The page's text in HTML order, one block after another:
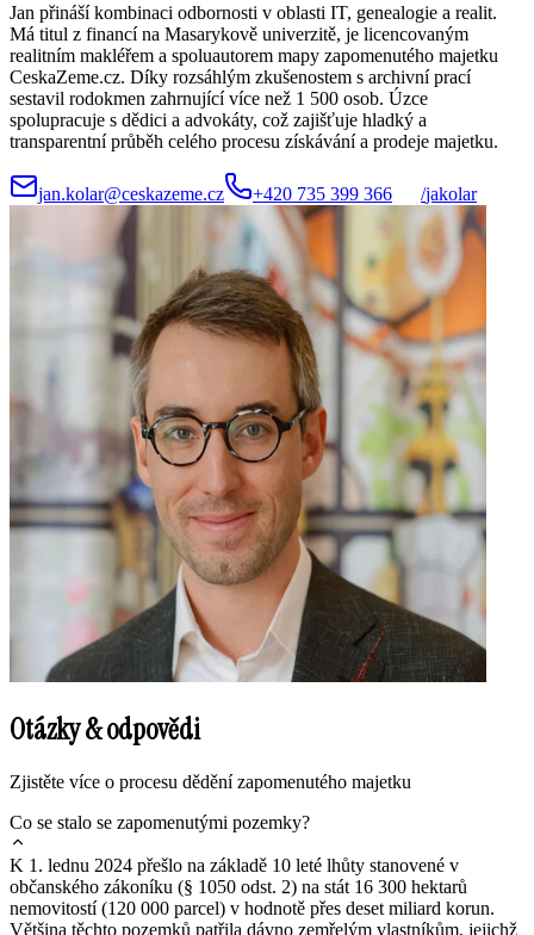
Jan přináší kombinaci odbornosti v oblasti IT, genealogie a realit.
Má titul z financí na Masarykově univerzitě, je licencovaným
realitním makléřem a spoluautorem mapy zapomenutého majetku
CeskaZeme.cz. Díky rozsáhlým zkušenostem s archivní prací
sestavil rodokmen zahrnující více než 1 500 osob. Úzce
spolupracuje s dědici a advokáty, což zajišťuje hladký a
transparentní průběh celého procesu získávání a prodeje majetku.
jan.kolar@ceskazeme.cz +420 735 399 366 /jakolar
Otázky & odpovědi
Zjistěte více o procesu dědění zapomenutého majetku
Co se stalo se zapomenutými pozemky?
K 1. lednu 2024 přešlo na základě 10 leté lhůty stanovené v
občanského zákoníku (§ 1050 odst. 2) na stát 16 300 hektarů
nemovitostí (120 000 parcel) v hodnotě přes deset miliard korun.
Většina těchto pozemků patřila dávno zemřelým vlastníkům, jejichž